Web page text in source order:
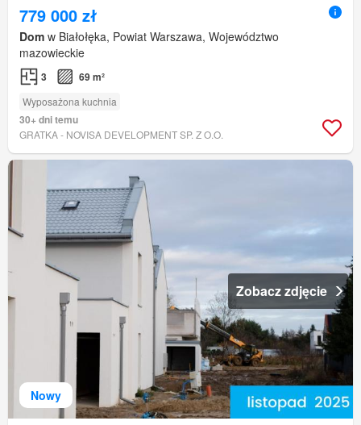
779 000 zł
Dom w Białołęka, Powiat Warszawa, Województwo
mazowieckie
3 69 m²
Wyposażona kuchnia
30+ dni temu
GRATKA - NOVISA DEVELOPMENT SP. Z O.O.
Nowy
Zobacz zdjęcie